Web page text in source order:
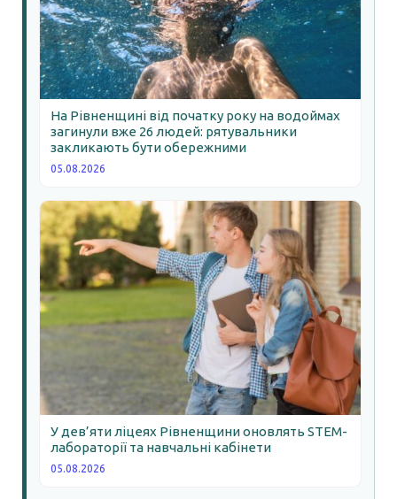
На Рівненщині від початку року на водоймах
загинули вже 26 людей: рятувальники
закликають бути обережними
05.08.2026
У дев’яти ліцеях Рівненщини оновлять STEM-
лабораторії та навчальні кабінети
05.08.2026